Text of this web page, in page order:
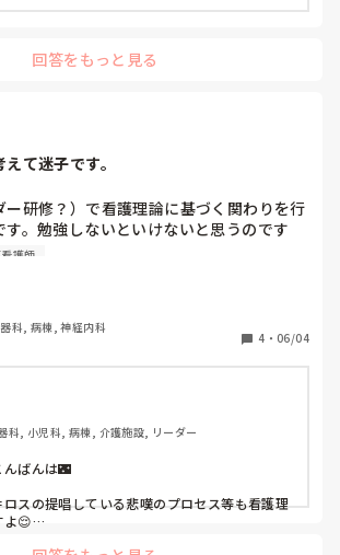
回答をもっと見る
て迷子です。
ー研修？）で看護理論に基づく関わりを行
す。勉強しないといけないと思うのです
なっていて頭がこんがらがっています。
ういうのも看護理論と捉えても良いのでし
えているから看護理論ではないとかある
う分からん！
護師
科, 病棟, 神経内科
4 ・ 06/04
科, 小児科, 病棟, 介護施設, リーダー
んばんは🌃
スの提唱している悲嘆のプロセス等も看護理
よ😌